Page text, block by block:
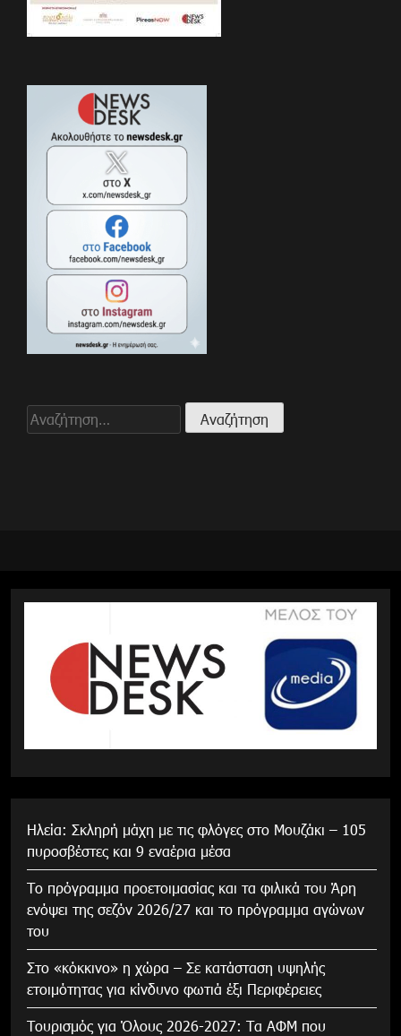
Αναζήτηση
για:
Ηλεία: Σκληρή μάχη με τις φλόγες στο Μουζάκι – 105
πυροσβέστες και 9 εναέρια μέσα
Το πρόγραμμα προετοιμασίας και τα φιλικά του Άρη
ενόψει της σεζόν 2026/27 και το πρόγραμμα αγώνων
του
Στο «κόκκινο» η χώρα – Σε κατάσταση υψηλής
ετοιμότητας για κίνδυνο φωτιά έξι Περιφέρειες
Τουρισμός για Όλους 2026-2027: Τα ΑΦΜ που